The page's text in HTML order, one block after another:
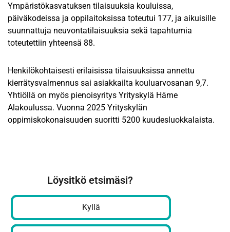
Ympäristökasvatuksen tilaisuuksia kouluissa,
päiväkodeissa ja oppilaitoksissa toteutui 177, ja aikuisille
suunnattuja neuvontatilaisuuksia sekä tapahtumia
toteutettiin yhteensä 88.
Henkilökohtaisesti erilaisissa tilaisuuksissa annettu
kierrätysvalmennus sai asiakkailta kouluarvosanan 9,7.
Yhtiöllä on myös pienoisyritys Yrityskylä Häme
Alakoulussa. Vuonna 2025 Yrityskylän
oppimiskokonaisuuden suoritti 5200 kuudesluokkalaista.
Löysitkö etsimäsi?
Kyllä